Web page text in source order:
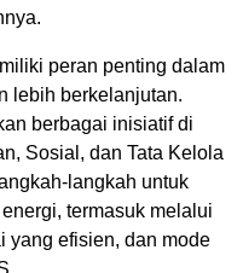
peran penting dalam
lebih berkelanjutan.
berbagai inisiatif di
Sosial, dan Tata Kelola
langkah untuk
termasuk melalui
yang efisien, dan mode